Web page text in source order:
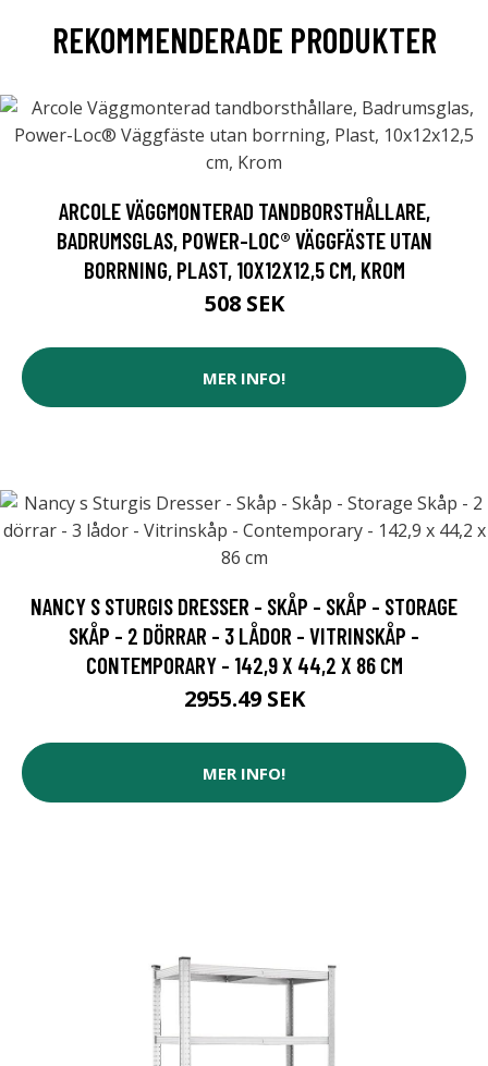
REKOMMENDERADE PRODUKTER
ARCOLE VÄGGMONTERAD TANDBORSTHÅLLARE,
BADRUMSGLAS, POWER-LOC® VÄGGFÄSTE UTAN
BORRNING, PLAST, 10X12X12,5 CM, KROM
508 SEK
MER INFO!
NANCY S STURGIS DRESSER - SKÅP - SKÅP - STORAGE
SKÅP - 2 DÖRRAR - 3 LÅDOR - VITRINSKÅP -
CONTEMPORARY - 142,9 X 44,2 X 86 CM
2955.49 SEK
MER INFO!